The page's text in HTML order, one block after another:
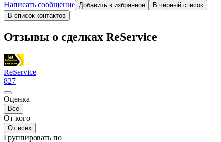
Написать сообщение Добавить в избранное
В чёрный список
В список контактов
Отзывы о сделках ReService
ReService
827
Оценка
Все
От кого
От всех
Группировать по